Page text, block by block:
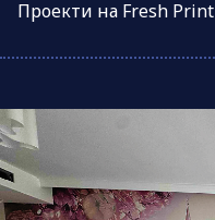
Проeкти на Fresh Print